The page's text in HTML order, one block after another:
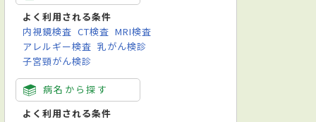
よく利用される条件
内視鏡検査 CT検査 MRI検査
アレルギー検査 乳がん検診
子宮頸がん検診
病名から探す
よく利用される条件